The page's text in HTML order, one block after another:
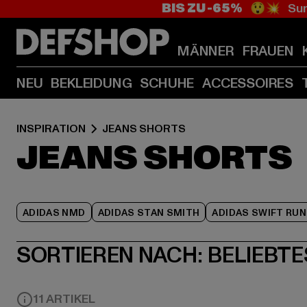
BIS ZU -65% 😲💥
MÄNNER FRAUEN
NEU BEKLEIDUNG SCHUHE ACCESSOIRES
INSPIRATION JEANS SHORTS
JEANS SHORTS
ADIDAS NMD ADIDAS STAN SMITH ADIDAS SWIFT RUN
SORTIEREN NACH:
11 ARTIKEL